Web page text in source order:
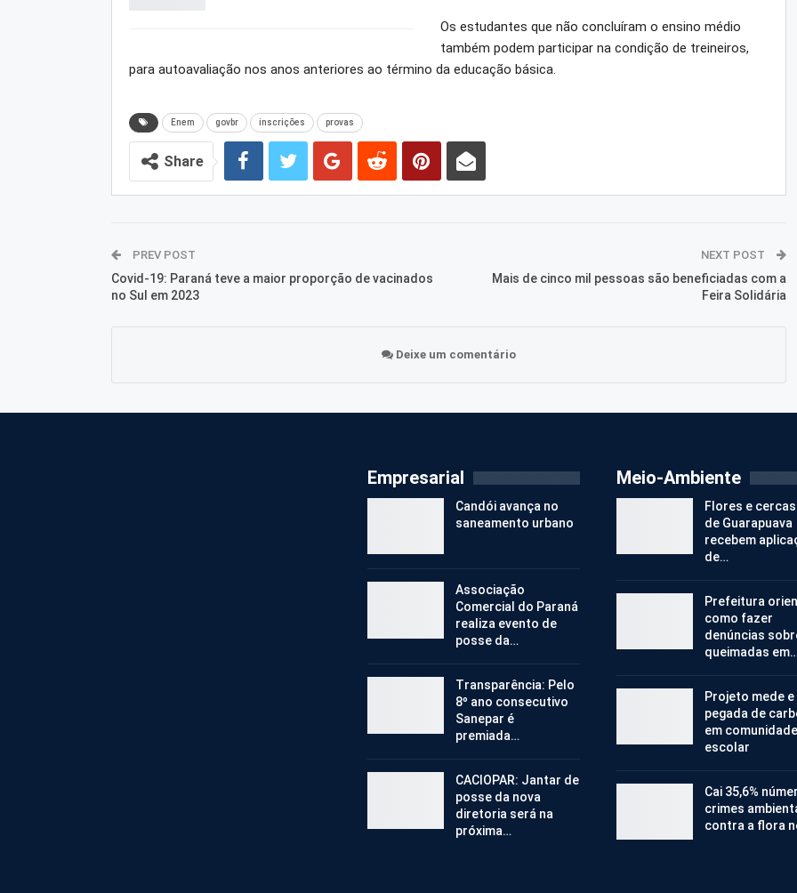
Os estudantes que não concluíram o ensino médio
também podem participar na condição de treineiros,
para autoavaliação nos anos anteriores ao término da educação básica.
Enem govbr inscrições provas
Share
PREV POST
Covid-19: Paraná teve a maior proporção de vacinados
no Sul em 2023
NEXT POST
Mais de cinco mil pessoas são beneficiadas com a
Feira Solidária
Deixe um comentário
Empresarial
Candói avança no
saneamento urbano
Associação
Comercial do Paraná
realiza evento de
posse da…
Transparência: Pelo
8º ano consecutivo
Sanepar é
premiada…
CACIOPAR: Jantar de
posse da nova
diretoria será na
próxima…
Meio-Ambiente
Flores e cercas
de Guarapuava
recebem
de…
Prefeitura
como fazer
denúncias
queimadas em…
Projeto mede e
pegada de
em comunidade
escolar
Cai 35,6%
crimes
contra a flora